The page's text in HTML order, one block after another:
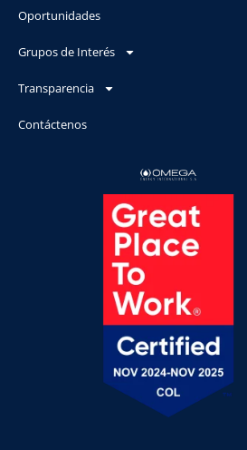
Oportunidades
Grupos de Interés
Transparencia
Contáctenos